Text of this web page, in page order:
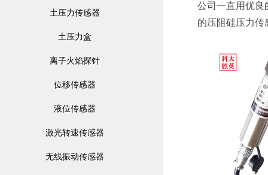
土压力传感器
土压力盒
离子火焰探针
位移传感器
液位传感器
激光转速传感器
无线振动传感器
公司一直用优良
的压阻硅压力传